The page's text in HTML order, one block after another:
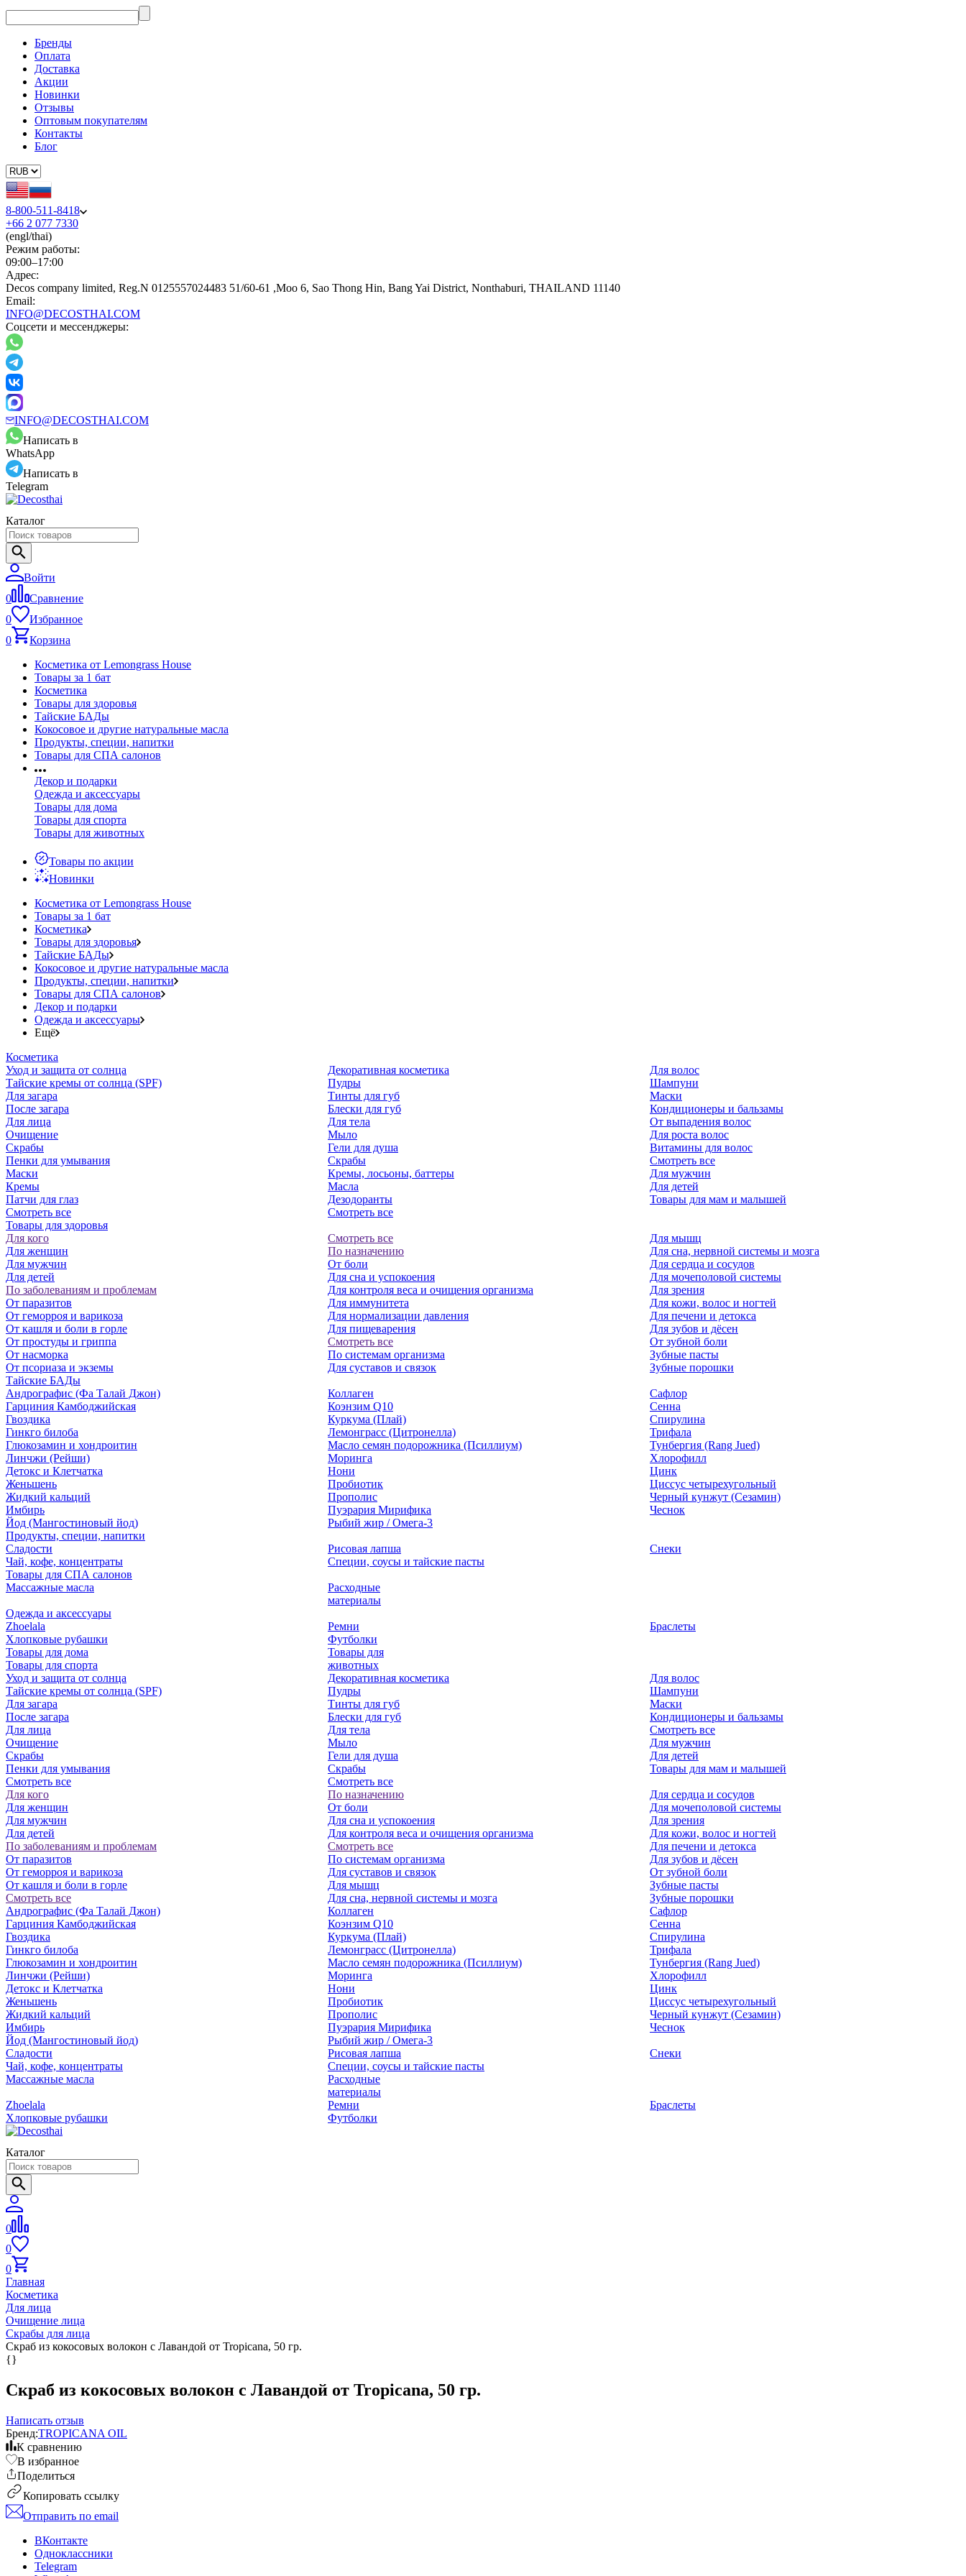
Бренды
Оплата
Доставка
Акции
Новинки
Отзывы
Оптовым покупателям
Контакты
Блог
8-800-511-8418
+66 2 077 7330
(engl/thai)
Режим работы:
09:00–17:00
Адрес:
Decos company limited, Reg.N 0125557024483 51/60-61 ,Moo 6, Sao Thong Hin, Bang Yai District, Nonthaburi, THAILAND 11140
Email:
INFO@DECOSTHAI.COM
Соцсети и мессенджеры:
INFO@DECOSTHAI.COM
Написать в
WhatsApp
Написать в
Telegram
Каталог
Войти
0
Сравнение
0
Избранное
0
Корзина
Косметика от Lemongrass House
Товары за 1 бат
Косметика
Товары для здоровья
Тайские БАДы
Кокосовое и другие натуральные масла
Продукты, специи, напитки
Товары для СПА салонов
Декор и подарки
Одежда и аксессуары
Товары для дома
Товары для спорта
Товары для животных
Товары по акции
Новинки
Косметика от Lemongrass House
Товары за 1 бат
Косметика
Товары для здоровья
Тайские БАДы
Кокосовое и другие натуральные масла
Продукты, специи, напитки
Товары для СПА салонов
Декор и подарки
Одежда и аксессуары
Ещё
Косметика
Уход и защита от солнца
Тайские кремы от солнца (SPF)
Для загара
После загара
Для лица
Очищение
Скрабы
Пенки для умывания
Маски
Кремы
Патчи для глаз
Смотреть все
Декоративная косметика
Пудры
Тинты для губ
Блески для губ
Для тела
Мыло
Гели для душа
Скрабы
Кремы, лосьоны, баттеры
Масла
Дезодоранты
Смотреть все
Для волос
Шампуни
Маски
Кондиционеры и бальзамы
От выпадения волос
Для роста волос
Витамины для волос
Смотреть все
Для мужчин
Для детей
Товары для мам и малышей
Товары для здоровья
Для кого
Для женщин
Для мужчин
Для детей
По заболеваниям и проблемам
От паразитов
Oт геморроя и варикоза
От кашля и боли в горле
От простуды и гриппа
От насморка
Oт псориаза и экземы
Смотреть все
По назначению
От боли
Для сна и успокоения
Для контроля веса и очищения организма
Для иммунитета
Для нормализации давления
Для пищеварения
Смотреть все
По системам организма
Для суставов и связок
Для мышц
Для сна, нервной системы и мозга
Для сердца и сосудов
Для мочеполовой системы
Для зрения
Для кожи, волос и ногтей
Для печени и детокса
Для зубов и дёсен
От зубной боли
Зубные пасты
Зубные порошки
Тайские БАДы
Андрографис (Фа Талай Джон)
Гарциния Камбоджийская
Гвоздика
Гинкго билоба
Глюкозамин и хондроитин
Линчжи (Рейши)
Детокс и Клетчатка
Женьшень
Жидкий кальций
Имбирь
Йод (Мангостиновый йод)
Коллаген
Коэнзим Q10
Куркума (Плай)
Лемонграсс (Цитронелла)
Масло семян подорожника (Псиллиум)
Моринга
Нони
Пробиотик
Прополис
Пуэрария Мирифика
Рыбий жир / Омега-3
Сафлор
Сенна
Спирулина
Трифала
Тунбергия (Rang Jued)
Хлорофилл
Цинк
Циссус четырехугольный
Черный кунжут (Сезамин)
Чеснок
Продукты, специи, напитки
Сладости
Чай, кофе, концентраты
Рисовая лапша
Специи, соусы и тайские пасты
Снеки
Товары для СПА салонов
Массажные масла
Расходные
материалы
Одежда и аксессуары
Zhoelala
Хлопковые рубашки
Ремни
Футболки
Браслеты
Товары для дома
Товары для спорта
Товары для
животных
Уход и защита от солнца
Тайские кремы от солнца (SPF)
Для загара
После загара
Для лица
Очищение
Скрабы
Пенки для умывания
Смотреть все
Декоративная косметика
Пудры
Тинты для губ
Блески для губ
Для тела
Мыло
Гели для душа
Скрабы
Смотреть все
Для волос
Шампуни
Маски
Кондиционеры и бальзамы
Смотреть все
Для мужчин
Для детей
Товары для мам и малышей
Для кого
Для женщин
Для мужчин
Для детей
По заболеваниям и проблемам
От паразитов
Oт геморроя и варикоза
От кашля и боли в горле
Смотреть все
По назначению
От боли
Для сна и успокоения
Для контроля веса и очищения организма
Смотреть все
По системам организма
Для суставов и связок
Для мышц
Для сна, нервной системы и мозга
Для сердца и сосудов
Для мочеполовой системы
Для зрения
Для кожи, волос и ногтей
Для печени и детокса
Для зубов и дёсен
От зубной боли
Зубные пасты
Зубные порошки
Андрографис (Фа Талай Джон)
Гарциния Камбоджийская
Гвоздика
Гинкго билоба
Глюкозамин и хондроитин
Линчжи (Рейши)
Детокс и Клетчатка
Женьшень
Жидкий кальций
Имбирь
Йод (Мангостиновый йод)
Коллаген
Коэнзим Q10
Куркума (Плай)
Лемонграсс (Цитронелла)
Масло семян подорожника (Псиллиум)
Моринга
Нони
Пробиотик
Прополис
Пуэрария Мирифика
Рыбий жир / Омега-3
Сафлор
Сенна
Спирулина
Трифала
Тунбергия (Rang Jued)
Хлорофилл
Цинк
Циссус четырехугольный
Черный кунжут (Сезамин)
Чеснок
Сладости
Чай, кофе, концентраты
Рисовая лапша
Специи, соусы и тайские пасты
Снеки
Массажные масла
Расходные
материалы
Zhoelala
Хлопковые рубашки
Ремни
Футболки
Браслеты
Каталог
0
0
0
Главная
Косметика
Для лица
Очищение лица
Скрабы для лица
Скраб из кокосовых волокон с Лавандой от Tropicana, 50 гр.
{}
Скраб из кокосовых волокон с Лавандой от Tropicana, 50 гр.
Написать отзыв
Бренд:TROPICANA OIL
К сравнению
В избранное
Поделиться
Копировать ссылку
Отправить по email
ВКонтакте
Одноклассники
Telegram